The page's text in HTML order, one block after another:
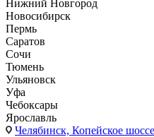
Нижний Новгород
Новосибирск
Пермь
Саратов
Сочи
Тюмень
Ульяновск
Уфа
Чебоксары
Ярославль
Челябинск, Копейское